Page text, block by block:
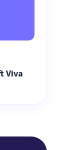
Viva